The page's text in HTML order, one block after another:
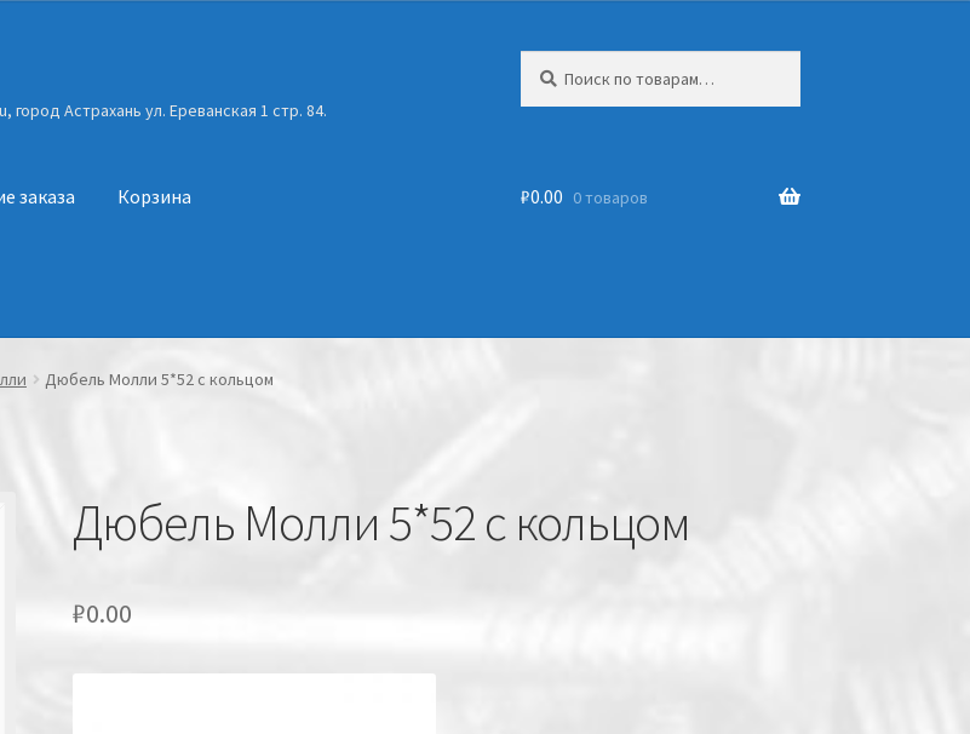
город Астрахань ул. Ереванская 1 стр. 84.
заказа Корзина ₽0.00 0 товаров
Дюбель Молли 5*52 с кольцом
Дюбель Молли 5*52 с кольцом
₽0.00